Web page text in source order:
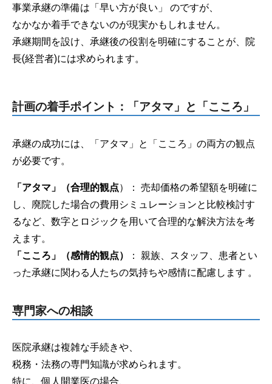
事業承継の準備は「早い方が良い」 のですが、
なかなか着手できないのが現実かもしれません。
承継期間を設け、承継後の役割を明確にすることが、院
長(経営者)には求められます。
計画の着手ポイント：「アタマ」と「こころ」
承継の成功には、「アタマ」と「こころ」の両方の観点
が必要です。
「アタマ」（合理的観点）： 売却価格の希望額を明確に
し、廃院した場合の費用シミュレーションと比較検討す
るなど、数字とロジックを用いて合理的な解決方法を考
えます。
「こころ」（感情的観点）
： 親族、スタッフ、患者とい
った承継に関わる人たちの気持ちや感情に配慮します 。
専門家への相談
医院承継は複雑な手続きや、
税務・法務の専門知識が求められます。
特に、個人開業医の場合、